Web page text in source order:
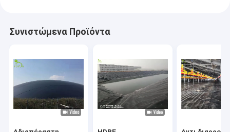
Συνιστώμενα Προϊόντα